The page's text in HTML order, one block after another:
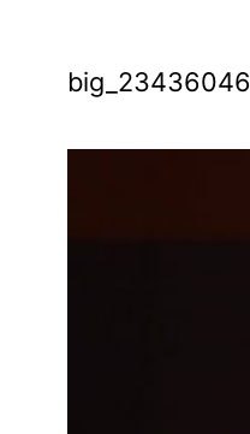
big_23436046